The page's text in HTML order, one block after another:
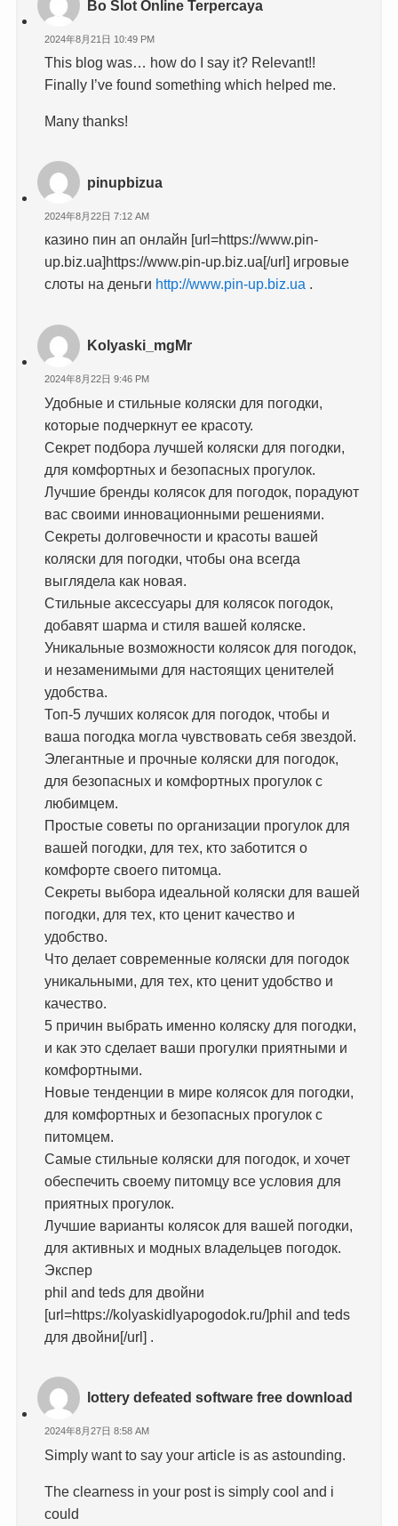
Bo Slot Online Terpercaya
2024年8月21日 10:49 PM
This blog was… how do I say it? Relevant!!
Finally I’ve found something which helped me.
Many thanks!
pinupbizua
2024年8月22日 7:12 AM
казино пин ап онлайн [url=https://www.pin-
up.biz.ua]https://www.pin-up.biz.ua[/url] игровые
слоты на деньги http://www.pin-up.biz.ua .
Kolyaski_mgMr
2024年8月22日 9:46 PM
Удобные и стильные коляски для погодки,
которые подчеркнут ее красоту.
Секрет подбора лучшей коляски для погодки,
для комфортных и безопасных прогулок.
Лучшие бренды колясок для погодок, порадуют
вас своими инновационными решениями.
Секреты долговечности и красоты вашей
коляски для погодки, чтобы она всегда
выглядела как новая.
Стильные аксессуары для колясок погодок,
добавят шарма и стиля вашей коляске.
Уникальные возможности колясок для погодок,
и незаменимыми для настоящих ценителей
удобства.
Топ-5 лучших колясок для погодок, чтобы и
ваша погодка могла чувствовать себя звездой.
Элегантные и прочные коляски для погодок,
для безопасных и комфортных прогулок с
любимцем.
Простые советы по организации прогулок для
вашей погодки, для тех, кто заботится о
комфорте своего питомца.
Секреты выбора идеальной коляски для вашей
погодки, для тех, кто ценит качество и
удобство.
Что делает современные коляски для погодок
уникальными, для тех, кто ценит удобство и
качество.
5 причин выбрать именно коляску для погодки,
и как это сделает ваши прогулки приятными и
комфортными.
Новые тенденции в мире колясок для погодки,
для комфортных и безопасных прогулок с
питомцем.
Самые стильные коляски для погодок, и хочет
обеспечить своему питомцу все условия для
приятных прогулок.
Лучшие варианты колясок для вашей погодки,
для активных и модных владельцев погодок.
Экспер
phil and teds для двойни
[url=https://kolyaskidlyapogodok.ru/]phil and teds
для двойни[/url] .
lottery defeated software free download
2024年8月27日 8:58 AM
Simply want to say your article is as astounding.
The clearness in your post is simply cool and i
could